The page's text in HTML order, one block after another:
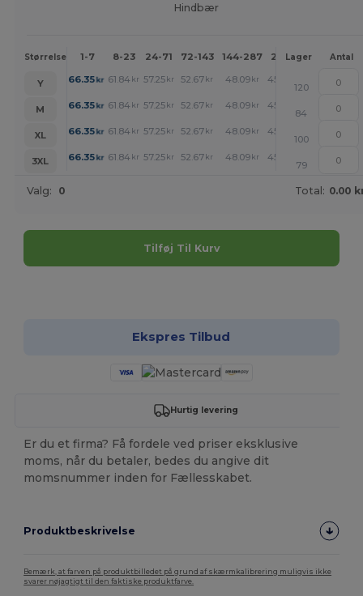
Hindbær
Størrelse 1-7 8-23 24-71 72-143 144-287 288 + Mere
Lager Antal
Y 66.35kr 61.84 kr 57.25 kr 52.67 kr 48.09 kr 45.76
120
M
66.35kr 61.84 kr 57.25 kr 52.67 kr 48.09 kr 45.76
84
XL
66.35kr 61.84 kr 57.25 kr 52.67 kr 48.09 kr 45.76
100
3XL
66.35kr 61.84 kr 57.25 kr 52.67 kr 48.09 kr 45.76
79
Valg: 0 Total: 0.00
Tilføj Til Kurv
Ekspres Tilbud
Hurtig levering
Er du et firma? Få fordele ved priser eksklusive
moms, når du betaler, bedes du angive dit
momsnummer inden for Fællesskabet.
Produktbeskrivelse
Bemærk, at farven på produktbilledet på grund af skærmkalibrering muligvis ikke
svarer nøjagtigt til den faktiske produktfarve.